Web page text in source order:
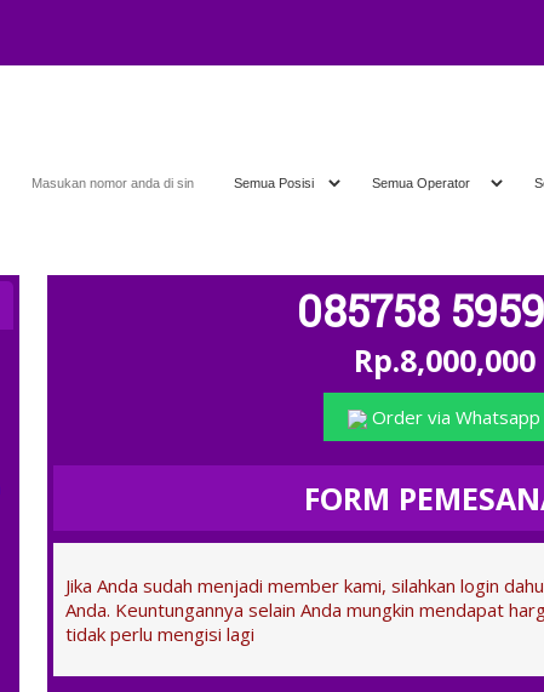
085758
Rp.8,000,000
Order via Whatsapp
FORM
Jika Anda sudah menjadi member kami, silahkan login
Anda. Keuntungannya selain Anda mungkin mendapat
tidak perlu mengisi lagi